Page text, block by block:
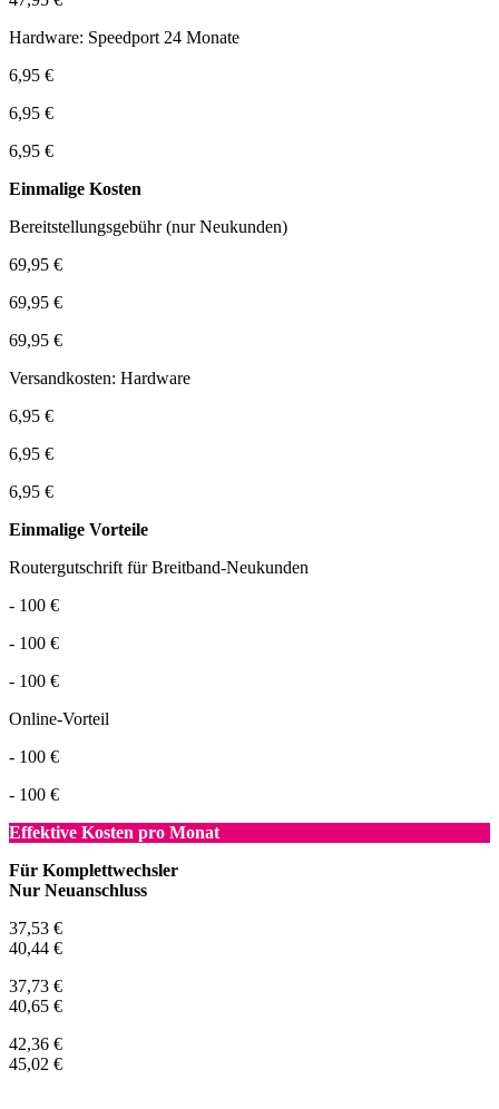
Hardware: Speedport 24 Monate
6,95 €
6,95 €
6,95 €
Einmalige Kosten
Bereitstellungsgebühr (nur Neukunden)
69,95 €
69,95 €
69,95 €
Versandkosten: Hardware
6,95 €
6,95 €
6,95 €
Einmalige Vorteile
Routergutschrift für Breitband-Neukunden
- 100 €
- 100 €
- 100 €
Online-Vorteil
- 100 €
- 100 €
Effektive Kosten pro Monat
Für Komplettwechsler
Nur Neuanschluss
37,53 €
40,44 €
37,73 €
40,65 €
42,36 €
45,02 €